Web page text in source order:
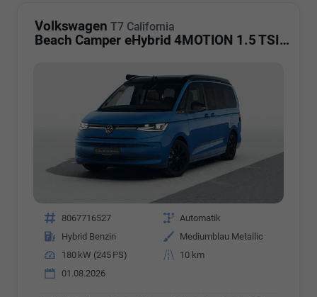
Volkswagen T7 California
Beach Camper eHybrid 4MOTION 1.5 TSI Plus
Fahrzeugnr. 8067716527 Getriebe Automatik
Kraftstoff
Hybrid Benzin Außenfarbe
Mediumblau Metallic
Leistung
180 kW (245 PS) Kilometerstand
10 km
01.08.2026